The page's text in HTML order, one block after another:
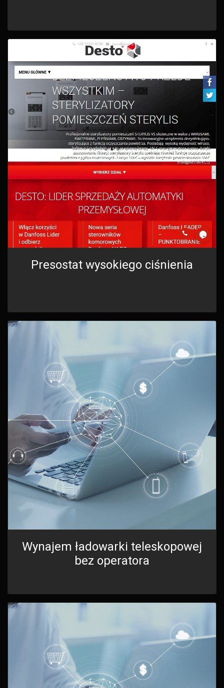
Presostat wysokiego ciśnienia
Wynajem ładowarki teleskopowej
bez operatora